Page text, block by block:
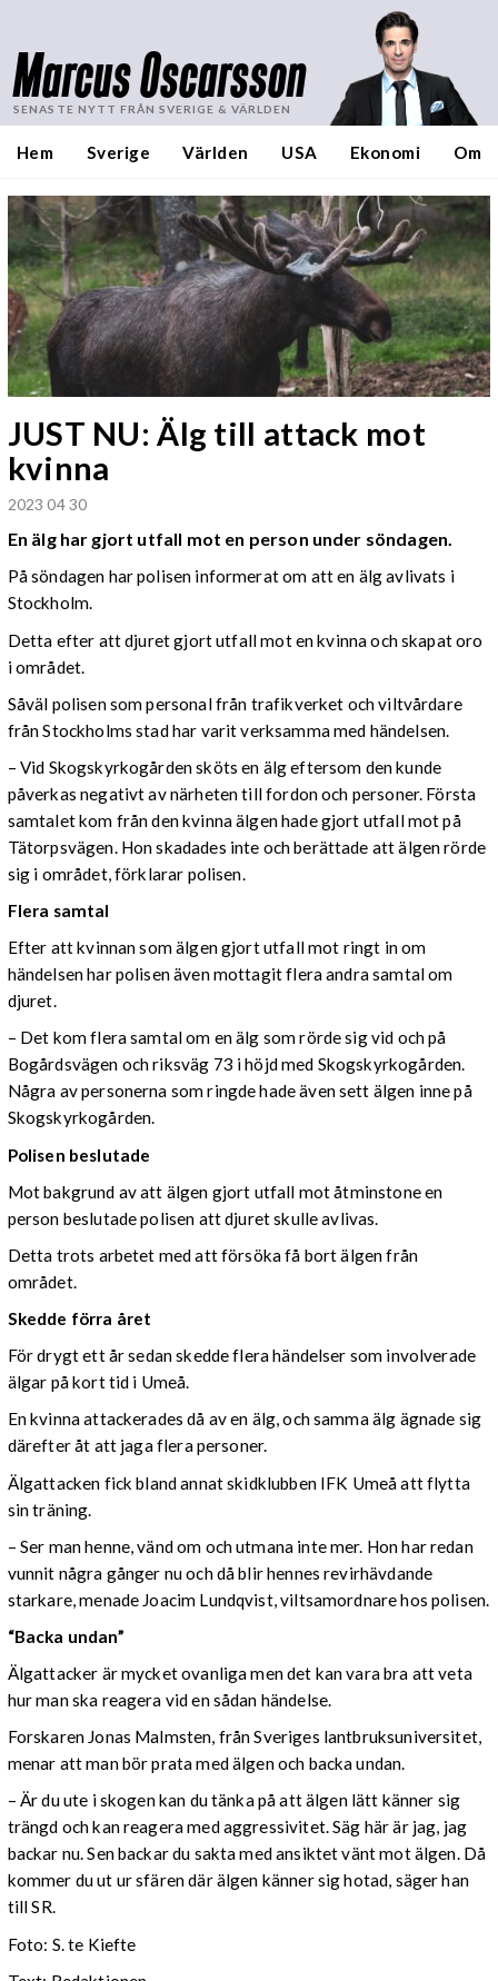
Marcus Oscarsson
SENASTE NYTT FRÅN SVERIGE & VÄRLDEN
Hem Sverige Världen USA Ekonomi Om
JUST NU: Älg till attack mot
kvinna
2023 04 30
En älg har gjort utfall mot en person under söndagen.
På söndagen har polisen informerat om att en älg avlivats i
Stockholm.
Detta efter att djuret gjort utfall mot en kvinna och skapat oro
i området.
Såväl polisen som personal från trafikverket och viltvårdare
från Stockholms stad har varit verksamma med händelsen.
– Vid Skogskyrkogården sköts en älg eftersom den kunde
påverkas negativt av närheten till fordon och personer. Första
samtalet kom från den kvinna älgen hade gjort utfall mot på
Tätorpsvägen. Hon skadades inte och berättade att älgen rörde
sig i området, förklarar polisen.
Flera samtal
Efter att kvinnan som älgen gjort utfall mot ringt in om
händelsen har polisen även mottagit flera andra samtal om
djuret.
– Det kom flera samtal om en älg som rörde sig vid och på
Bogårdsvägen och riksväg 73 i höjd med Skogskyrkogården.
Några av personerna som ringde hade även sett älgen inne på
Skogskyrkogården.
Polisen beslutade
Mot bakgrund av att älgen gjort utfall mot åtminstone en
person beslutade polisen att djuret skulle avlivas.
Detta trots arbetet med att försöka få bort älgen från
området.
Skedde förra året
För drygt ett år sedan skedde flera händelser som involverade
älgar på kort tid i Umeå.
En kvinna attackerades då av en älg, och samma älg ägnade sig
därefter åt att jaga flera personer.
Älgattacken fick bland annat skidklubben IFK Umeå att flytta
sin träning.
– Ser man henne, vänd om och utmana inte mer. Hon har redan
vunnit några gånger nu och då blir hennes revirhävdande
starkare, menade Joacim Lundqvist, viltsamordnare hos polisen.
“Backa undan”
Älgattacker är mycket ovanliga men det kan vara bra att veta
hur man ska reagera vid en sådan händelse.
Forskaren Jonas Malmsten, från Sveriges lantbruksuniversitet,
menar att man bör prata med älgen och backa undan.
– Är du ute i skogen kan du tänka på att älgen lätt känner sig
trängd och kan reagera med aggressivitet. Säg här är jag, jag
backar nu. Sen backar du sakta med ansiktet vänt mot älgen. Då
kommer du ut ur sfären där älgen känner sig hotad, säger han
till SR.
Foto: S. te Kiefte